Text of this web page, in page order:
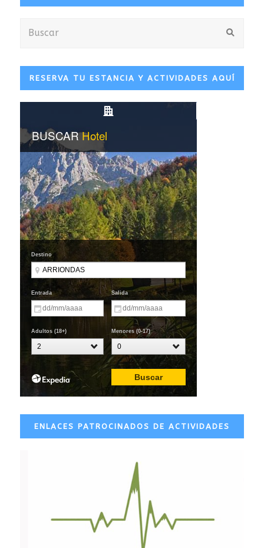
RESERVA TU ESTANCIA Y ACTIVIDADES AQUÍ
ENLACES PATROCINADOS DE ACTIVIDADES